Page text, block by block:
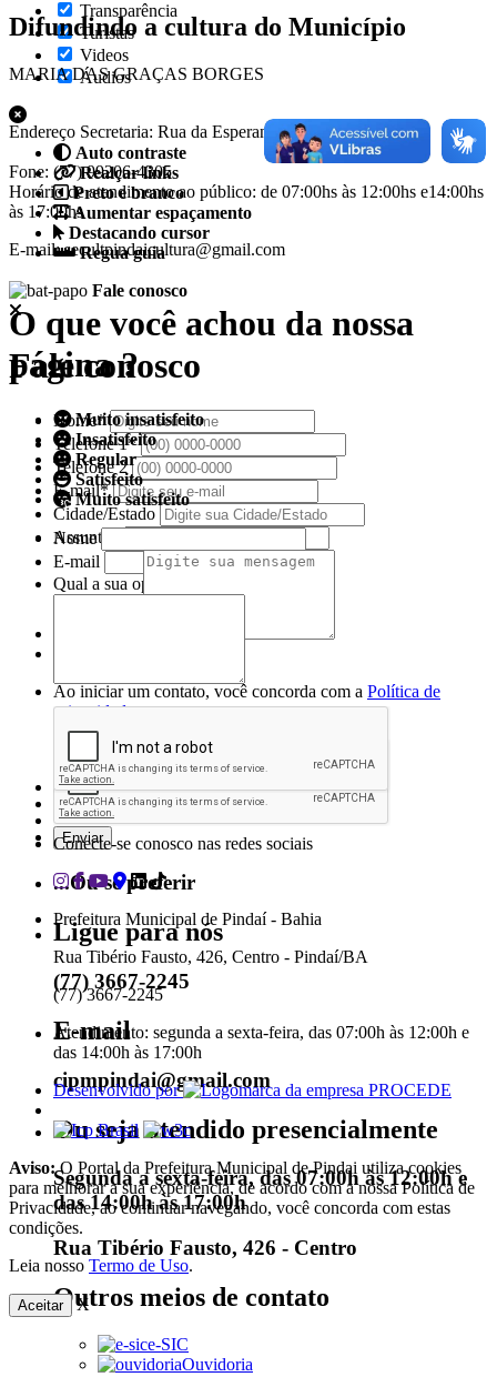
Transparência
Turistas
Videos
Áudios
Auto contraste
Realçar links
Preto e branco
Aumentar espaçamento
Destacando cursor
Regua guia
Fale conosco
Fale conosco
Nome*
Telefone 1*
Telefone 2
E-mail*
Cidade/Estado
Assunto*
Ao iniciar um contato, você concorda com a Política de
privacidade
...Ou se preferir
Ligue para nós
(77) 3667-2245
E-mail
cipmpindai@gmail.com
Ou seja atendido presencialmente
Segunda a sexta-feira, das 07:00h às 12:00h e
das 14:00h às 17:00h
Rua Tibério Fausto, 426 - Centro
Outros meios de contato
e-SIC
Ouvidoria
Difundindo a cultura do Município
MARIA DAS GRAÇAS BORGES
Endereço Secretaria: Rua da Esperança, nº 27, Centro
Fone: (77) 99206-4305
Horário de atendimento ao público: de 07:00hs às 12:00hs e14:00hs
às 17:00hs
E-mail: secultpindaicultura@gmail.com
O que você achou da nossa
página ?
Muito insatisfeito
Insatisfeito
Regular
Satisfeito
Muito satisfeito
Nome
E-mail
Qual a sua opinião sobre nossa página?
Conecte-se conosco nas redes sociais
Prefeitura Municipal de Pindaí - Bahia
Rua Tibério Fausto, 426, Centro - Pindaí/BA
(77) 3667-2245
Atendimento: segunda a sexta-feira, das 07:00h às 12:00h e
das 14:00h às 17:00h
Desenvolvido por
Aviso:O Portal da Prefeitura Municipal de Pindai utiliza cookies
para melhorar a sua experiência, de acordo com a nossa Política de
Privacidade, ao continuar navegando, você concorda com estas
condições.
Leia nosso Termo de Uso.
Aceitar X